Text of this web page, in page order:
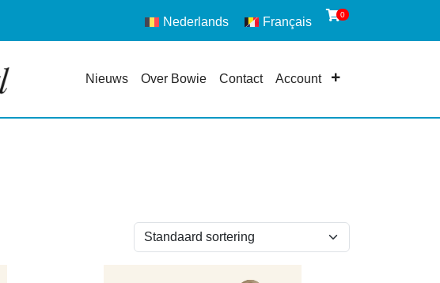
Nederlands Français
0
Nieuws Over Bowie Contact Account